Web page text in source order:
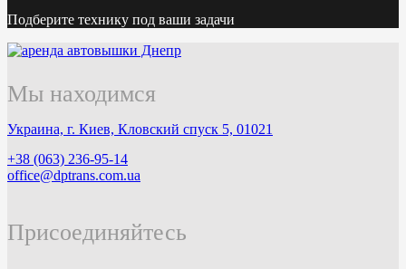
Подберите технику под ваши задачи
Мы находимся
Украина, г. Киев, Кловский спуск 5, 01021
+38 (063) 236-95-14
office@dptrans.com.ua
Присоединяйтесь